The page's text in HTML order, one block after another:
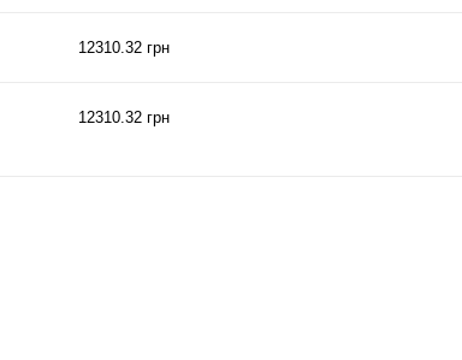
12310.32 грн
12310.32 грн